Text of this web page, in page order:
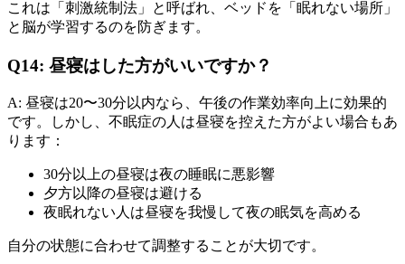
これは「刺激統制法」と呼ばれ、ベッドを「眠れない場所」
と脳が学習するのを防ぎます。
Q14: 昼寝はした方がいいですか？
A: 昼寝は20〜30分以内なら、午後の作業効率向上に効果的
です。しかし、不眠症の人は昼寝を控えた方がよい場合もあ
ります：
30分以上の昼寝は夜の睡眠に悪影響
夕方以降の昼寝は避ける
夜眠れない人は昼寝を我慢して夜の眠気を高める
自分の状態に合わせて調整することが大切です。